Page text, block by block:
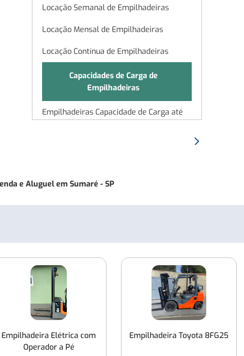
Locação Semanal de Empilhadeiras
Locação Mensal de Empilhadeiras
Locação Contínua de Empilhadeiras
Capacidades de Carga de
Empilhadeiras
Empilhadeiras Capacidade de Carga até
Empilhadeiras Capacidade de Carga até
5.000 Kg
Empilhadeiras Capacidade de Carga até
4.500kg
Empilhadeiras Capacidade de Carga até
Locação de Empilhadeiras de 10
Proximo:
e Aluguel em Sumaré - SP
Empilhadeira Elétrica com
Operador a Pé
Empilhadeira Toyota 8FG25